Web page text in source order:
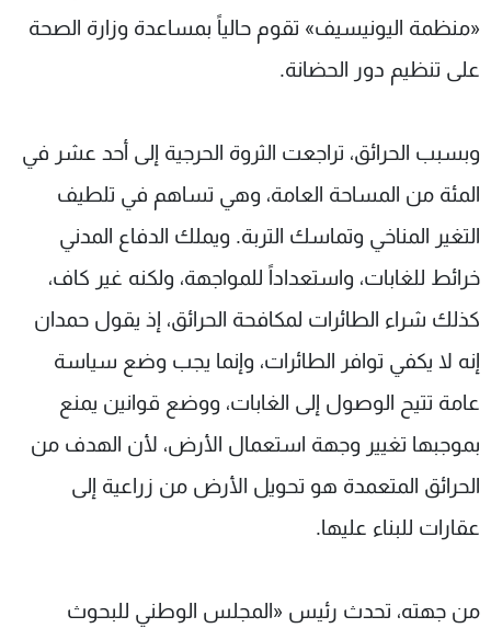
«منظمة اليونيسيف» تقوم حالياً بمساعدة وزارة الصحة
على تنظيم دور الحضانة.
وبسبب الحرائق، تراجعت الثروة الحرجية إلى أحد عشر في
المئة من المساحة العامة، وهي تساهم في تلطيف
التغير المناخي وتماسك التربة. ويملك الدفاع المدني
خرائط للغابات، واستعداداً للمواجهة، ولكنه غير كاف،
كذلك شراء الطائرات لمكافحة الحرائق، إذ يقول حمدان
إنه لا يكفي توافر الطائرات، وإنما يجب وضع سياسة
عامة تتيح الوصول إلى الغابات، ووضع قوانين يمنع
بموجبها تغيير وجهة استعمال الأرض، لأن الهدف من
الحرائق المتعمدة هو تحويل الأرض من زراعية إلى
عقارات للبناء عليها.
من جهته، تحدث رئيس «المجلس الوطني للبحوث